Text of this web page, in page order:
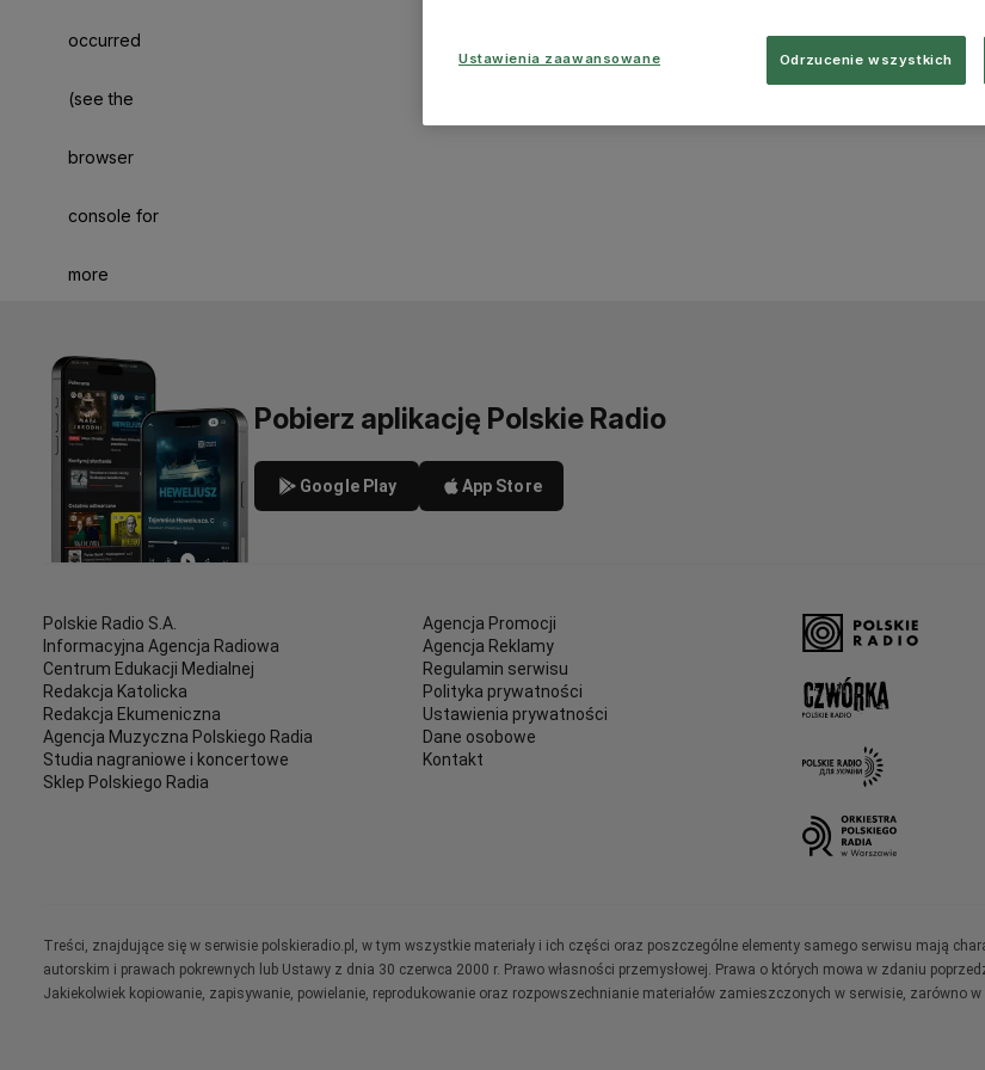
occurred
(see the
browser
console for
more
Pobierz aplikację Polskie Radio
Google Play App Store
Polskie Radio S.A.
Informacyjna Agencja Radiowa
Centrum Edukacji Medialnej
Redakcja Katolicka
Redakcja Ekumeniczna
Agencja Muzyczna Polskiego Radia
Studia nagraniowe i koncertowe
Sklep Polskiego Radia
Agencja Promocji
Agencja Reklamy
Regulamin serwisu
Polityka prywatności
Ustawienia prywatności
Dane osobowe
Kontakt
Treści, znajdujące się w serwisie polskieradio.pl, w tym wszystkie materiały i ich części oraz poszczególne elementy samego serwisu mają
autorskim i prawach pokrewnych lub Ustawy z dnia 30 czerwca 2000 r. Prawo własności przemysłowej. Prawa o których mowa w zdaniu
Jakiekolwiek kopiowanie, zapisywanie, powielanie, reprodukowanie oraz rozpowszechnianie materiałów zamieszczonych w serwisie, zarówno
Ustawienia zaawansowane Odrzucenie wszystkich